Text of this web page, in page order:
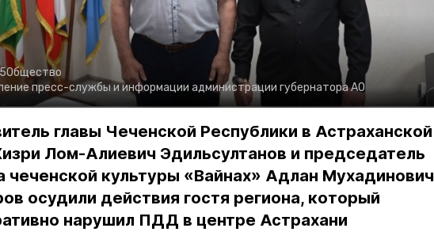
Общество
пресс-службы и информации администрации губернатора АО
главы Чеченской Республики в Астраханской
Лом-Алиевич Эдильсултанов и председатель
культуры «Вайнах» Адлан Мухадинович
осудили действия гостя региона, который
нарушил ПДД в центре Астрахани